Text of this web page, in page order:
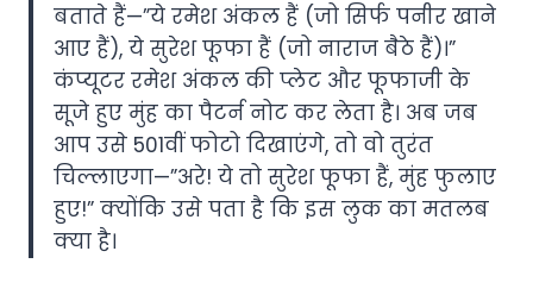
बताते हैं—”ये रमेश अंकल हैं (जो सिर्फ पनीर खाने
आए हैं), ये सुरेश फूफा हैं (जो नाराज बैठे हैं)।”
कंप्यूटर रमेश अंकल की प्लेट और फूफाजी के
सूजे हुए मुंह का पैटर्न नोट कर लेता है। अब जब
आप उसे 501वीं फोटो दिखाएंगे, तो वो तुरंत
चिल्लाएगा—”अरे! ये तो सुरेश फूफा हैं, मुंह फुलाए
हुए!” क्योंकि उसे पता है कि इस लुक का मतलब
क्या है।